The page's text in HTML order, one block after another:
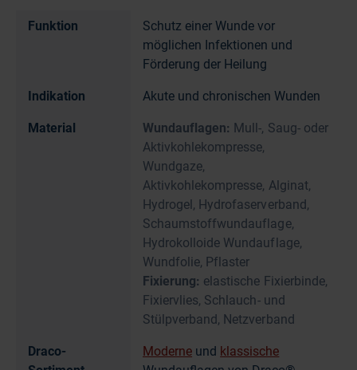
Funktion
Schutz einer Wunde vor
möglichen Infektionen und
Förderung der Heilung
Indikation Akute und chronischen Wunden
Material Wundauflagen: Mull-, Saug- oder
Aktivkohlekompresse,
Wundgaze,
Aktivkohlekompresse, Alginat,
Hydrogel, Hydrofaserverband,
Schaumstoffwundauflage,
Hydrokolloide Wundauflage,
Wundfolie, Pflaster
Fixierung: elastische Fixierbinde,
Fixiervlies, Schlauch- und
Stülpverband, Netzverband
Draco-
Moderne und klassische